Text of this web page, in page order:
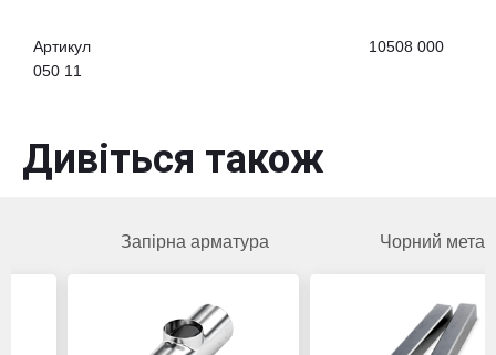
Артикул
10508 000
050 11
Дивіться також
Запірна арматура Чорний метал